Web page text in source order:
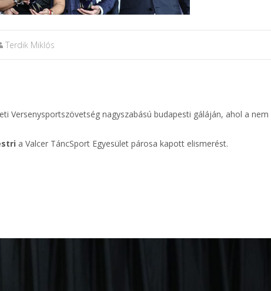
Terdik Miklós
Versenysportszövetség nagyszabású budapesti gáláján, ahol a nem
a Valcer TáncSport Egyesület párosa kapott elismerést.